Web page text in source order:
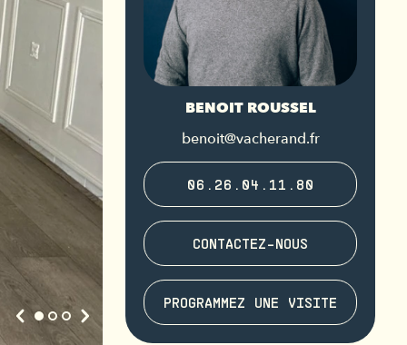
BENOIT ROUSSEL
benoit@vacherand.fr
06.26.04.11.80
CONTACTEZ-NOUS
PROGRAMMEZ UNE VISITE